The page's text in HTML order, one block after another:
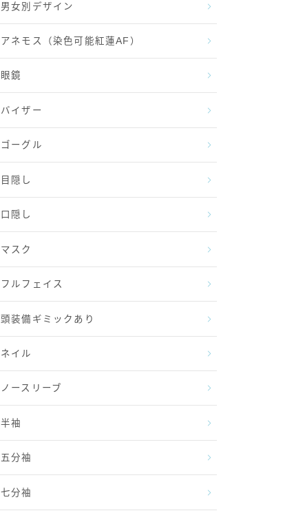
男女別デザイン
アネモス（染色可能紅蓮AF）
眼鏡
バイザー
ゴーグル
目隠し
口隠し
マスク
フルフェイス
頭装備ギミックあり
ネイル
ノースリーブ
半袖
五分袖
七分袖